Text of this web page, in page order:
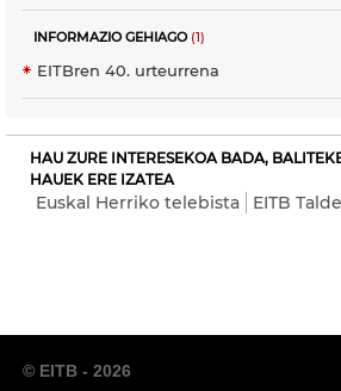
INFORMAZIO GEHIAGO(1)
EITBren 40. urteurrena
HAU ZURE INTERESEKOA BADA,
HAUEK ERE IZATEA
Euskal Herriko telebista EITB
© EITB - 2026